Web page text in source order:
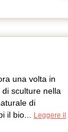
una volta in
sculture nella
di
il bio...
Leggere il